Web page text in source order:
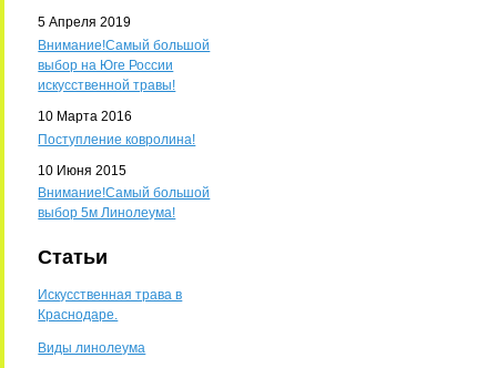
5 Апреля 2019
Внимание!Самый большой
выбор на Юге России
искусственной травы!
10 Марта 2016
Поступление ковролина!
10 Июня 2015
Внимание!Самый большой
выбор 5м Линолеума!
Статьи
Искусственная трава в
Краснодаре.
Виды линолеума